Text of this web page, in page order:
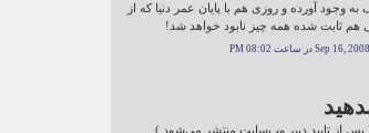
وجود آورده و روزی هم با پایان عمر دنیا که از
هم ثابت شده همه چیز نابود خواهد شد!
Sep 16, 2008 در ساعت 08:02 PM
از تایید دبیر وب‌سایت منتشر می‌شود.)